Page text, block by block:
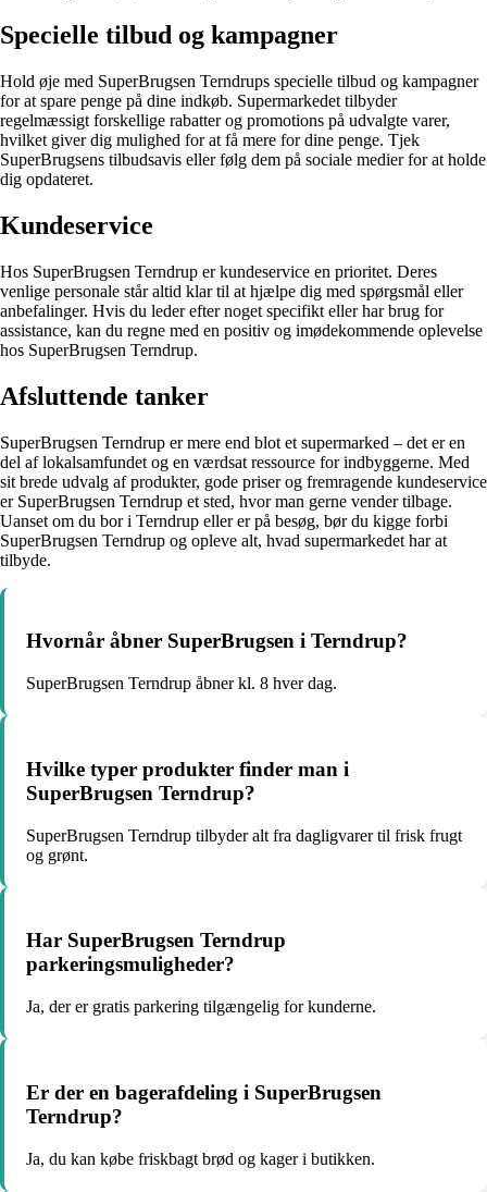
Specielle tilbud og kampagner
Hold øje med SuperBrugsen Terndrups specielle tilbud og kampagner
for at spare penge på dine indkøb. Supermarkedet tilbyder
regelmæssigt forskellige rabatter og promotions på udvalgte varer,
hvilket giver dig mulighed for at få mere for dine penge. Tjek
SuperBrugsens tilbudsavis eller følg dem på sociale medier for at holde
dig opdateret.
Kundeservice
Hos SuperBrugsen Terndrup er kundeservice en prioritet. Deres
venlige personale står altid klar til at hjælpe dig med spørgsmål eller
anbefalinger. Hvis du leder efter noget specifikt eller har brug for
assistance, kan du regne med en positiv og imødekommende oplevelse
hos SuperBrugsen Terndrup.
Afsluttende tanker
SuperBrugsen Terndrup er mere end blot et supermarked – det er en
del af lokalsamfundet og en værdsat ressource for indbyggerne. Med
sit brede udvalg af produkter, gode priser og fremragende kundeservice
er SuperBrugsen Terndrup et sted, hvor man gerne vender tilbage.
Uanset om du bor i Terndrup eller er på besøg, bør du kigge forbi
SuperBrugsen Terndrup og opleve alt, hvad supermarkedet har at
tilbyde.
Hvornår åbner SuperBrugsen i Terndrup?
SuperBrugsen Terndrup åbner kl. 8 hver dag.
Hvilke typer produkter finder man i
SuperBrugsen Terndrup?
SuperBrugsen Terndrup tilbyder alt fra dagligvarer til frisk frugt
og grønt.
Har SuperBrugsen Terndrup
parkeringsmuligheder?
Ja, der er gratis parkering tilgængelig for kunderne.
Er der en bagerafdeling i SuperBrugsen
Terndrup?
Ja, du kan købe friskbagt brød og kager i butikken.